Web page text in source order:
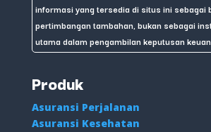
informasi yang tersedia di situs ini sebagai
pertimbangan tambahan, bukan sebagai
utama dalam pengambilan keputusan
Produk
Asuransi Perjalanan
Asuransi Kesehatan